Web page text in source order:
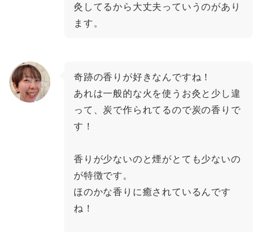
灸してるから大丈夫っていうのがあり
ます。
奇跡の香りが好きなんですね！
あれは一般的な火を使うお灸と少し違
って、炭で作られてるので炭の香りで
す！
香りが少ないのと煙がとても少ないの
が特徴です。
ほのかな香りに癒されているんです
ね！